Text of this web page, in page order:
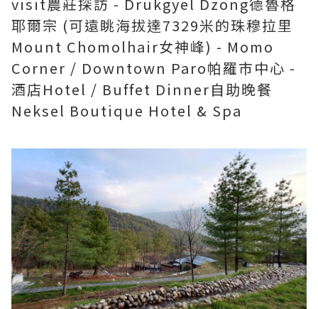
耶爾宗 (可遠眺海拔達7329米的珠穆拉里
Mount Chomolhair女神峰) - Momo
Corner / Downtown Paro帕羅市中心 -
酒店Hotel / Buffet Dinner自助晚餐
Neksel Boutique Hotel & Spa